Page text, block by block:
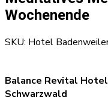
Wochenende
SKU: Hotel
Balance Revital
Schwarzwald